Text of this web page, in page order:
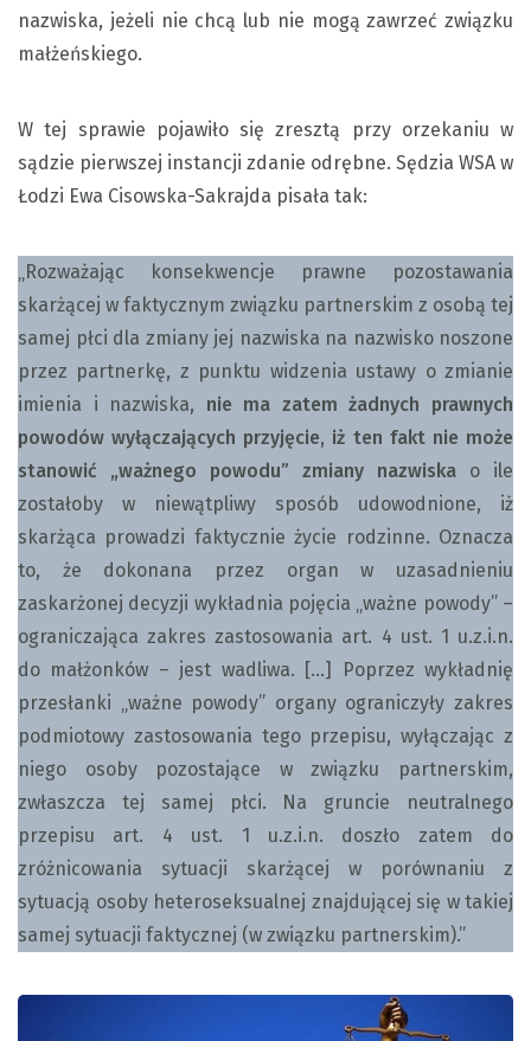
nazwiska, jeżeli nie chcą lub nie mogą zawrzeć związku
małżeńskiego.
W tej sprawie pojawiło się zresztą przy orzekaniu w
sądzie pierwszej instancji zdanie odrębne. Sędzia WSA w
Łodzi Ewa Cisowska-Sakrajda pisała tak:
„Rozważając konsekwencje prawne pozostawania
skarżącej w faktycznym związku partnerskim z osobą tej
samej płci dla zmiany jej nazwiska na nazwisko noszone
przez partnerkę, z punktu widzenia ustawy o zmianie
imienia i nazwiska, nie ma zatem żadnych prawnych
powodów wyłączających przyjęcie, iż ten fakt nie może
stanowić „ważnego powodu” zmiany nazwiska o ile
zostałoby w niewątpliwy sposób udowodnione, iż
skarżąca prowadzi faktycznie życie rodzinne. Oznacza
to, że dokonana przez organ w uzasadnieniu
zaskarżonej decyzji wykładnia pojęcia „ważne powody” –
ograniczająca zakres zastosowania art. 4 ust. 1 u.z.i.n.
do małżonków – jest wadliwa. […] Poprzez wykładnię
przesłanki „ważne powody” organy ograniczyły zakres
podmiotowy zastosowania tego przepisu, wyłączając z
niego osoby pozostające w związku partnerskim,
zwłaszcza tej samej płci. Na gruncie neutralnego
przepisu art. 4 ust. 1 u.z.i.n. doszło zatem do
zróżnicowania sytuacji skarżącej w porównaniu z
sytuacją osoby heteroseksualnej znajdującej się w takiej
samej sytuacji faktycznej (w związku partnerskim).”